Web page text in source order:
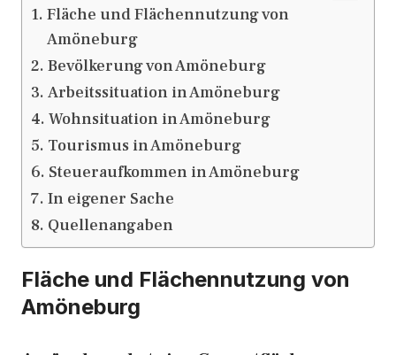
Fläche und Flächennutzung von
Amöneburg
Bevölkerung von Amöneburg
Arbeitssituation in Amöneburg
Wohnsituation in Amöneburg
Tourismus in Amöneburg
Steueraufkommen in Amöneburg
In eigener Sache
Quellenangaben
Fläche und Flächennutzung von
Amöneburg